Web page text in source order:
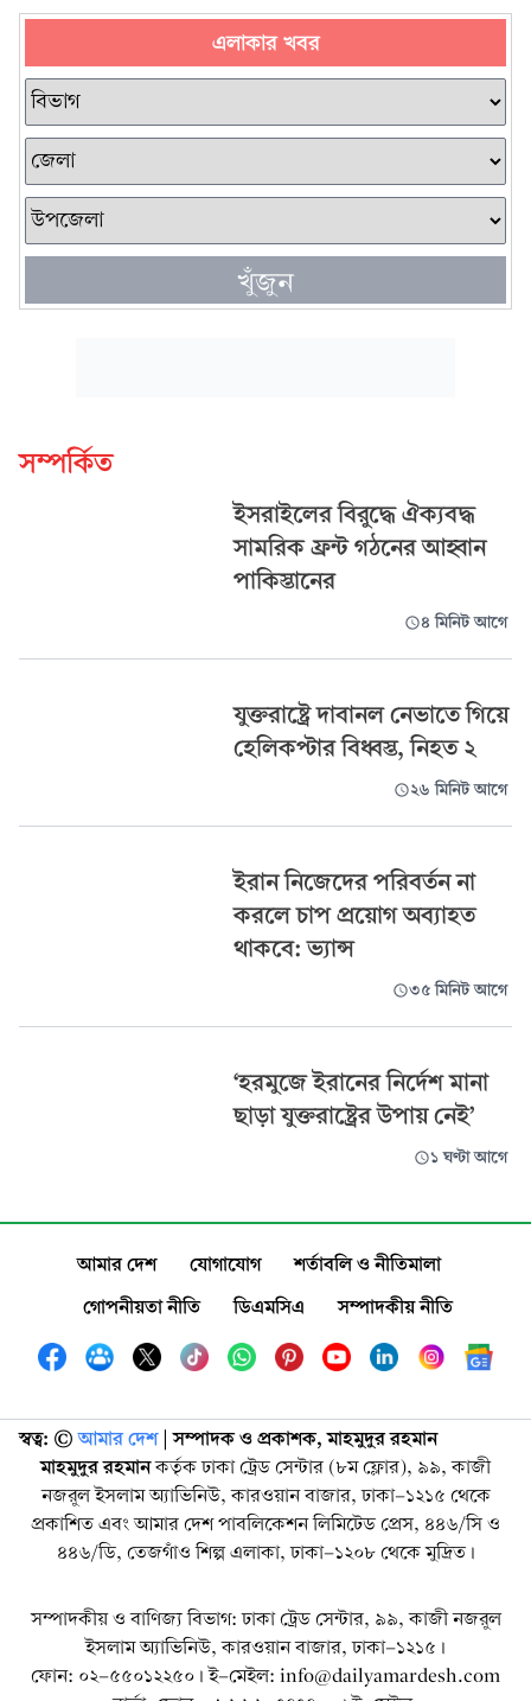
এলাকার খবর
খুঁজুন
সম্পর্কিত
ইসরাইলের বিরুদ্ধে ঐক্যবদ্ধ
সামরিক ফ্রন্ট গঠনের আহ্বান
পাকিস্তানের
৪ মিনিট আগে
যুক্তরাষ্ট্রে দাবানল নেভাতে গিয়ে
হেলিকপ্টার বিধ্বস্ত, নিহত ২
২৬ মিনিট আগে
ইরান নিজেদের পরিবর্তন না
করলে চাপ প্রয়োগ অব্যাহত
থাকবে: ভ্যান্স
৩৫ মিনিট আগে
‘হরমুজে ইরানের নির্দেশ মানা
ছাড়া যুক্তরাষ্ট্রের উপায় নেই’
১ ঘণ্টা আগে
আমার দেশ যোগাযোগ
শর্তাবলি ও নীতিমালা
গোপনীয়তা নীতি
ডিএমসিএ সম্পাদকীয় নীতি
স্বত্ব: ©️ আমার দেশ| সম্পাদক ও প্রকাশক, মাহমুদুর রহমান
মাহমুদুর রহমানকর্তৃক ঢাকা ট্রেড সেন্টার (৮ম ফ্লোর), ৯৯, কাজী
নজরুল ইসলাম অ্যাভিনিউ, কারওয়ান বাজার, ঢাকা-১২১৫ থেকে
প্রকাশিত এবং আমার দেশ পাবলিকেশন লিমিটেড প্রেস, ৪৪৬/সি ও
৪৪৬/ডি, তেজগাঁও শিল্প এলাকা, ঢাকা-১২০৮ থেকে মুদ্রিত।
সম্পাদকীয় ও বাণিজ্য বিভাগ: ঢাকা ট্রেড সেন্টার, ৯৯, কাজী নজরুল
ইসলাম অ্যাভিনিউ, কারওয়ান বাজার, ঢাকা-১২১৫।
ফোন: ০২-৫৫০১২২৫০। ই-মেইল: info@dailyamardesh.com